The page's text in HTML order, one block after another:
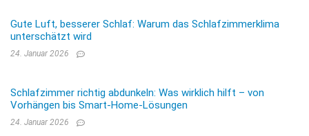
Gute Luft, besserer Schlaf: Warum das Schlafzimmerklima
unterschätzt wird
24. Januar 2026
Schlafzimmer richtig abdunkeln: Was wirklich hilft – von
Vorhängen bis Smart-Home-Lösungen
24. Januar 2026